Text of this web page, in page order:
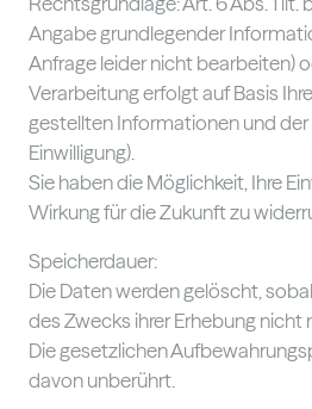
Angabe grundlegender
Anfrage leider nicht bearbeiten)
Verarbeitung erfolgt auf Basis
gestellten Informationen und
Einwilligung).
Sie haben die Möglichkeit, Ihre
Wirkung für die Zukunft zu
Speicherdauer:
Die Daten werden gelöscht,
des Zwecks ihrer Erhebung nicht
Die gesetzlichen
davon unberührt.